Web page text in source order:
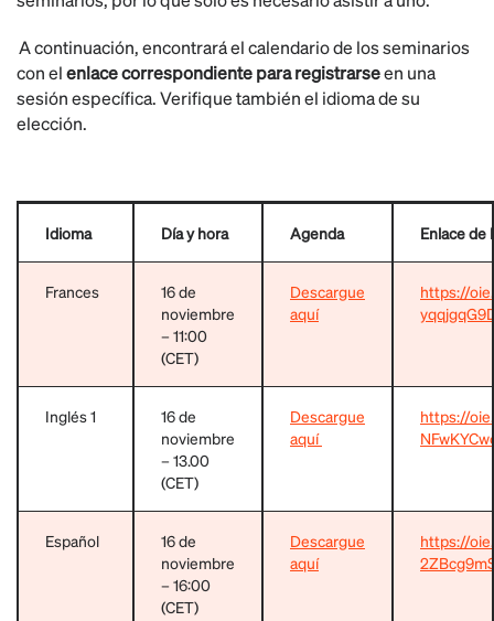
A continuación, encontrará el calendario de los seminarios
con elenlace correspondiente para registrarseen una
sesión específica. Verifique también el idioma de su
elección.
Idioma Día y hora Agenda Enlace de
Frances
16 de
noviembre
– 11:00
(CET)
Descargue
aquí
https://
Inglés 1
16 de
noviembre
– 13.00
(CET)
Descargue
aquí
https://
Español
16 de
noviembre
– 16:00
(CET)
Descargue
aquí
https://